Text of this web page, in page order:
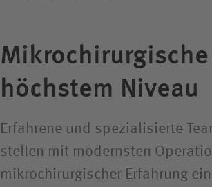
höchstem Niveau
Erfahrene und spezialisierte
stellen mit modernsten
mikrochirurgischer Erfahrung